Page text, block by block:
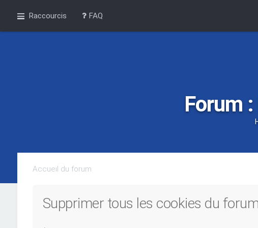
Raccourcis FAQ
Forum
Accueil du forum
Supprimer tous les cookies du